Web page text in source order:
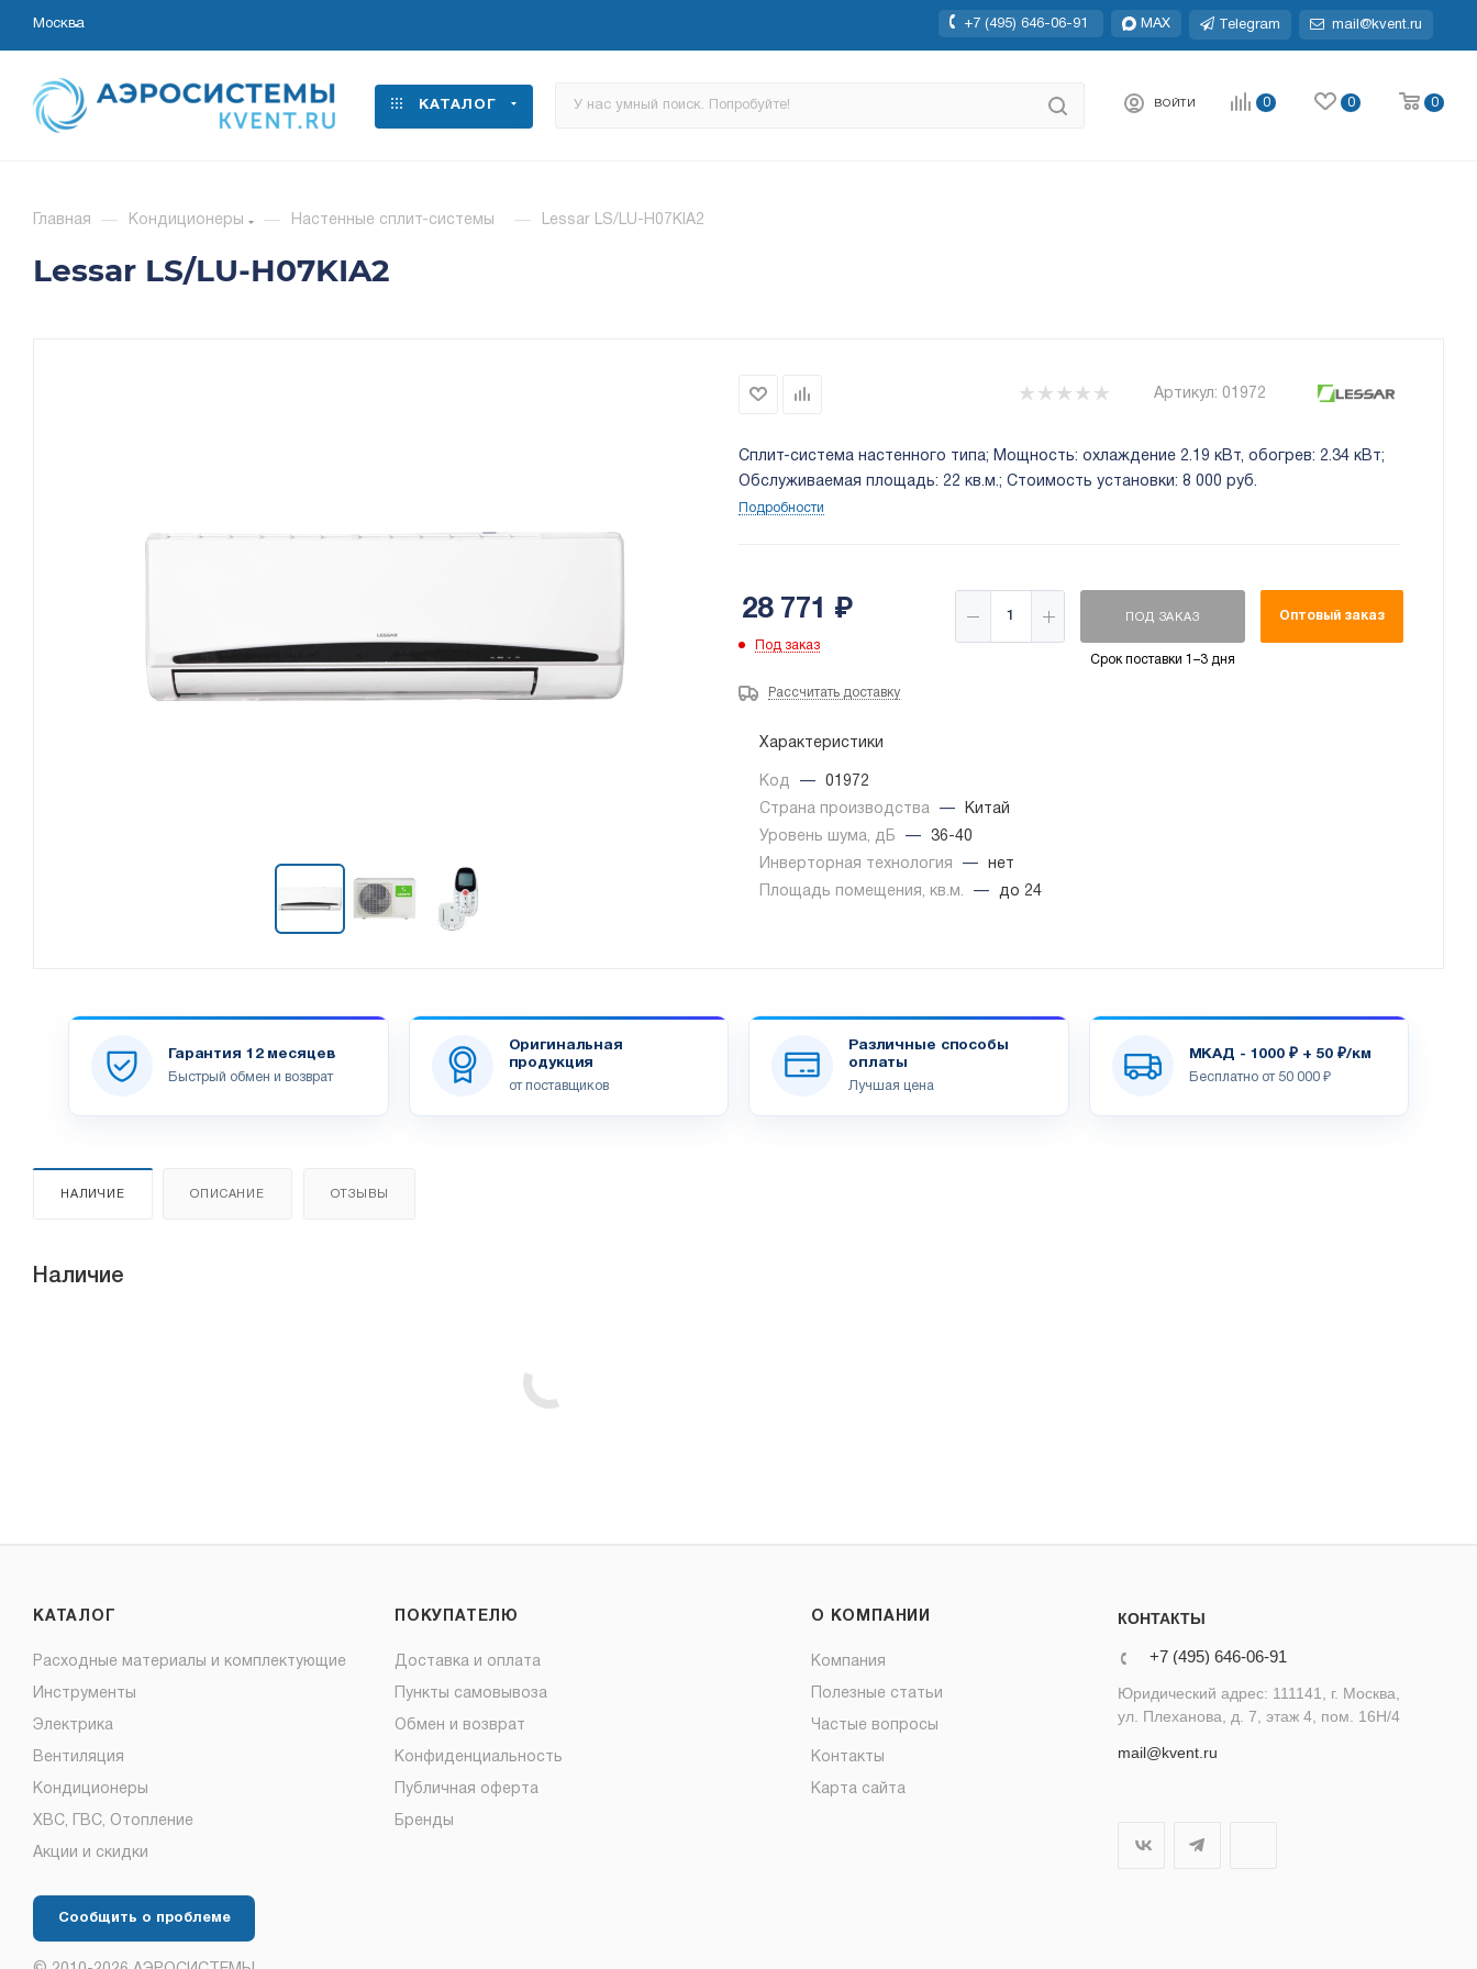
Москва +7 (495) 646-06-91 MAX Telegram mail@kvent.ru
КАТАЛОГ ВОЙТИ 0 0 0
Главная — Кондиционеры — Настенные сплит-системы — Lessar LS/LU-H07KIA2
Lessar LS/LU-H07KIA2
Артикул: 01972
Сплит-система настенного типа; Мощность: охлаждение 2.19 кВт, обогрев: 2.34 кВт;
Обслуживаемая площадь: 22 кв.м.; Стоимость установки: 8 000 руб.
Подробности
28 771 ₽
Под заказ
ПОД ЗАКАЗ
Срок поставки 1–3 дня
Оптовый заказ
Рассчитать доставку
Характеристики
Код —
01972
Страна производства
—
Китай
Уровень шума, дБ
—
36-40
Инверторная технология
—
нет
Площадь помещения, кв.м.
— до 24
Гарантия 12 месяцев
Быстрый обмен и возврат
Оригинальная
продукция
от поставщиков
Различные способы
оплаты
Лучшая цена
МКАД - 1000 ₽ + 50 ₽/км
Бесплатно от 50 000 ₽
НАЛИЧИЕ ОПИСАНИЕ ОТЗЫВЫ
Наличие
КАТАЛОГ
Расходные материалы и комплектующие
Инструменты
Электрика
Вентиляция
Кондиционеры
ХВС, ГВС, Отопление
Акции и скидки
ПОКУПАТЕЛЮ
Доставка и оплата
Пункты самовывоза
Обмен и возврат
Конфиденциальность
Публичная оферта
Бренды
О КОМПАНИИ
Компания
Полезные статьи
Частые вопросы
Контакты
Карта сайта
КОНТАКТЫ
+7 (495) 646-06-91
Юридический адрес: 111141, г. Москва,
ул. Плеханова, д. 7, этаж 4, пом. 16Н/4
mail@kvent.ru
Сообщить о проблеме